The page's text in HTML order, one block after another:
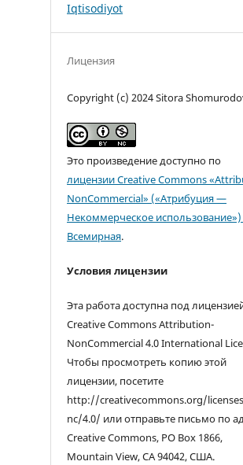
Iqtisodiyot
Лицензия
Copyright (c) 2024 Sitora
Это произведение доступно по
лицензии Creative Commons
NonCommercial» («Атрибуция —
Некоммерческое использование»)
Всемирная.
Условия лицензии
Эта работа доступна под
Creative Commons Attribution-
NonCommercial 4.0 International
Чтобы просмотреть копию этой
лицензии, посетите
http://creativecommons.org/
nc/4.0/ или отправьте письмо по
Creative Commons, PO Box 1866,
Mountain View, CA 94042, США.